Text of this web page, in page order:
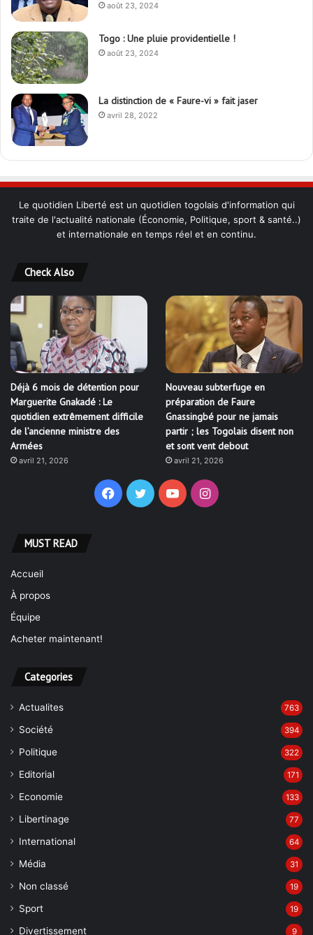
août 23, 2024
Togo : Une pluie providentielle !
août 23, 2024
La distinction de « Faure-vi » fait jaser
avril 28, 2022
Le quotidien Liberté est un quotidien togolais d'information qui
traite de l'actualité nationale (Économie, Politique, sport & santé..)
et internationale en temps réel et en continu.
Check Also
Déjà 6 mois de détention pour
Marguerite Gnakadé : Le
quotidien extrêmement difficile
de l’ancienne ministre des
Armées
avril 21, 2026
Nouveau subterfuge en
préparation de Faure
Gnassingbé pour ne jamais
partir ; les Togolais disent non
et sont vent debout
avril 21, 2026
Facebook
TwitterYouTubeInstagram
MUST READ
Accueil
À propos
Équipe
Acheter maintenant!
Categories
Actualites 763
Société 394
Politique 322
Editorial 171
Economie 133
Libertinage 77
International 64
Média 31
Non classé 19
Sport 19
Divertissement 9